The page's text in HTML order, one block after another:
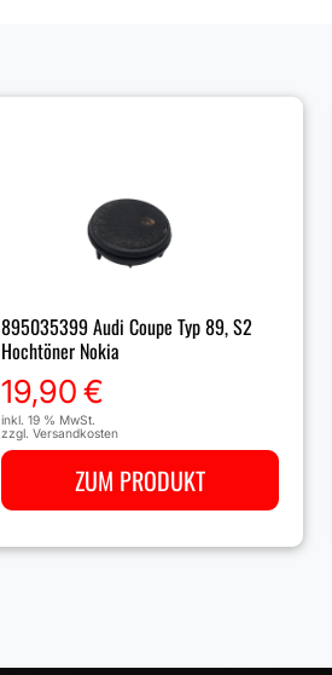
895035399 Audi Coupe Typ 89, S2
Hochtöner Nokia
19,90€
inkl. 19 % MwSt.
zzgl. Versandkosten
ZUM PRODUKT